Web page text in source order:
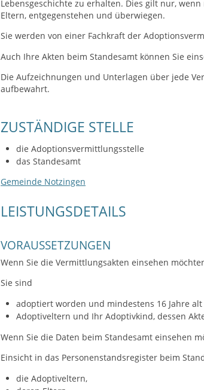
Lebensgeschichte zu erhalten. Dies gilt nur,
Eltern, entgegenstehen und überwiegen.
Sie werden von einer Fachkraft der
Auch Ihre Akten beim Standesamt können Sie
Die Aufzeichnungen und Unterlagen über jede
aufbewahrt.
ZUSTÄNDIGE STELLE
die Adoptionsvermittlungsstelle
das Standesamt
Gemeinde Notzingen
LEISTUNGSDETAILS
VORAUSSETZUNGEN
Wenn Sie die Vermittlungsakten einsehen
Sie sind
adoptiert worden und mindestens 16 Jahre
Adoptiveltern und Ihr Adoptivkind, dessen
Wenn Sie die Daten beim Standesamt einsehen
Einsicht in das Personenstandsregister beim
die Adoptiveltern,